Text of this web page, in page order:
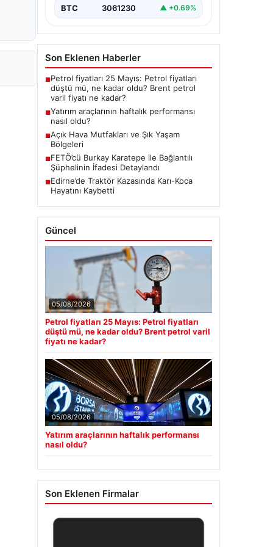
BTC 3061230 ▲ +0.69%
Son Eklenen Haberler
■Petrol fiyatları 25 Mayıs: Petrol fiyatları
düştü mü, ne kadar oldu? Brent petrol
varil fiyatı ne kadar?
■Yatırım araçlarının haftalık performansı
nasıl oldu?
■Açık Hava Mutfakları ve Şık Yaşam
Bölgeleri
■FETÖ’cü Burkay Karatepe ile Bağlantılı
Şüphelinin İfadesi Detaylandı
■Edirne’de Traktör Kazasında Karı-Koca
Hayatını Kaybetti
Güncel
05/08/2026
Petrol fiyatları 25 Mayıs: Petrol fiyatları
düştü mü, ne kadar oldu? Brent petrol varil
fiyatı ne kadar?
05/08/2026
Yatırım araçlarının haftalık performansı
nasıl oldu?
Son Eklenen Firmalar